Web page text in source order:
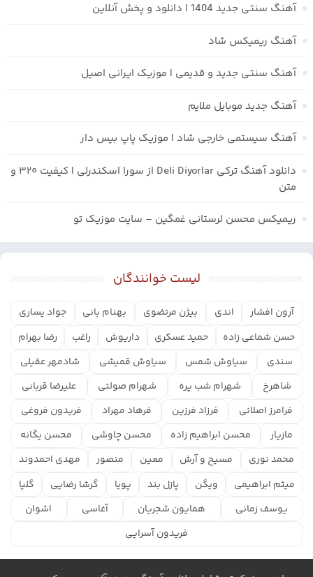
آهنگ سنتی جدید 1404 | دانلود و پخش آنلاین
آهنگ ریمیکس شاد
آهنگ سنتی جدید و قدیمی | موزیک ایرانی اصیل
آهنگ جدید موبایل ملایم
آهنگ سیستمی خارجی شاد | موزیک پاپ بیس دار
دانلود آهنگ ترکی Deli Diyorlar از سورا اسکندرلی | کیفیت ۳۲۰ و
متن
ریمیکس محسن لرستانی غمگین – سایت موزیک تو
لیست خوانندگان
آرون افشار اندی بیژن مرتضوی بهنام بانی
جواد یساری
حسن شماعی زاده
حمید عسکری داریوش راغب
رضا بهرام
سندی
سیاوش شمس سیاوش قمیشی
شادمهر عقیلی
شاهرخ
شهرام شب پره شهرام صولتی
علیرضا قربانی
فرامرز اصلانی
فرزاد فرزین فرهاد مهراد
فریدون فروغی
مازیار
محسن ابراهیم زاده محسن چاوشی
محسن یگانه
محمد نوری
مسیح و آرش معین منصور
مهدی احمدوند
میثم ابراهیمی
ویگن پازل بند پویا گرشا رضایی
گلپا
یوسف زمانی
همایون شجریان آغاسی
اشوان
فریدون آسرایی